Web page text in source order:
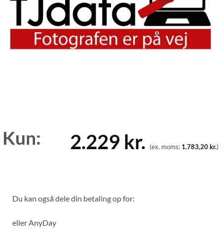
Kun: 2.229 kr. (ex. moms: 1.783,20kr.)
Du kan også dele din betaling op for:
eller AnyDay